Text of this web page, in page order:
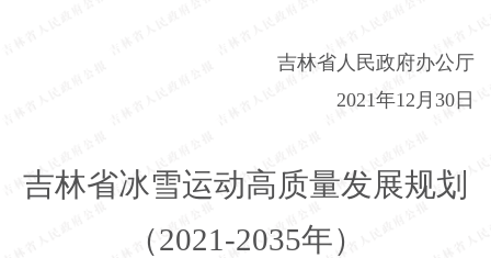
吉林省人民政府办公厅
2021年12 月 30日
吉林省冰雪运动高质量发展规划
（2021-2035年）